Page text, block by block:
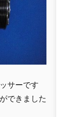
サーです
できました